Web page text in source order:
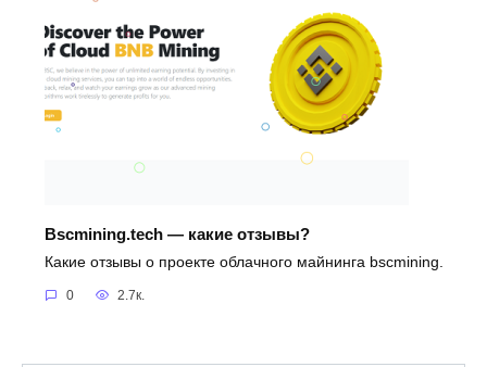
Bscmining.tech — какие отзывы?
Какие отзывы о проекте облачного майнинга bscmining.
0 2.7к.